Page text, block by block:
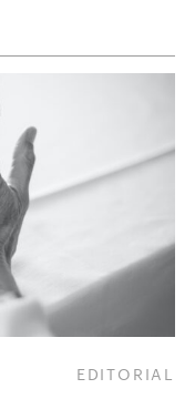
EDITORIAL